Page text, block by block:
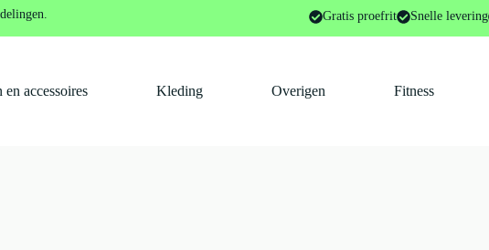
Gratis proefrit Snelle levering
en accessoires Kleding Overigen Fitness
Lap